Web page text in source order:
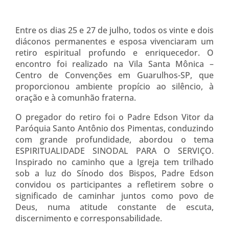
Entre os dias 25 e 27 de julho, todos os vinte e dois
diáconos permanentes e esposa vivenciaram um
retiro espiritual profundo e enriquecedor. O
encontro foi realizado na Vila Santa Mônica –
Centro de Convenções em Guarulhos-SP, que
proporcionou ambiente propício ao silêncio, à
oração e à comunhão fraterna.
O pregador do retiro foi o Padre Edson Vitor da
Paróquia Santo Antônio dos Pimentas, conduzindo
com grande profundidade, abordou o tema
ESPIRITUALIDADE SINODAL PARA O SERVIÇO.
Inspirado no caminho que a Igreja tem trilhado
sob a luz do Sínodo dos Bispos, Padre Edson
convidou os participantes a refletirem sobre o
significado de caminhar juntos como povo de
Deus, numa atitude constante de escuta,
discernimento e corresponsabilidade.